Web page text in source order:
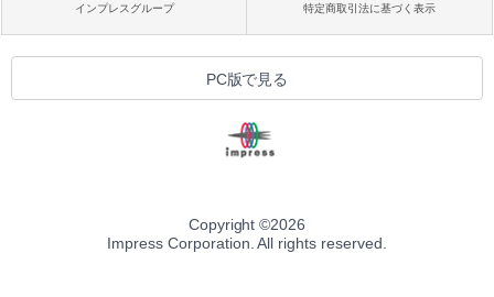
インプレスグループ 特定商取引法に基づく表示
PC版で見る
Copyright ©2026
Impress Corporation. All rights reserved.